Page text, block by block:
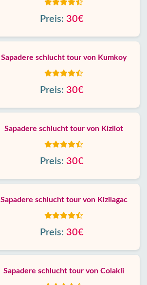
Preis: 30€
Sapadere schlucht tour von Kumkoy
Preis: 30€
Sapadere schlucht tour von Kizilot
Preis: 30€
Sapadere schlucht tour von Kizilagac
Preis: 30€
Sapadere schlucht tour von Colakli